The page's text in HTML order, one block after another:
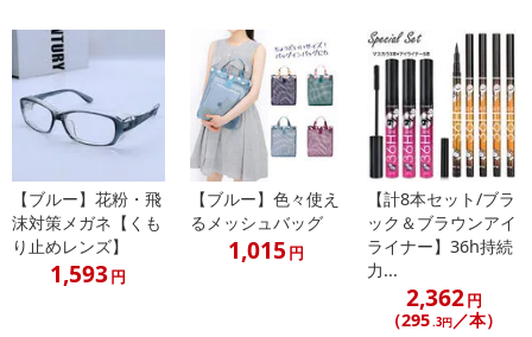
・原材料/材質/素材：ポリエステルミルクシュレッド
【ブルー】花粉・飛
沫対策メガネ【くも
り止めレンズ】
1,593円
【ブルー】色々使え
るメッシュバッグ
1,015 円
【計8本セット/ブラ
ック＆ブラウンアイ
ライナー】36h持続
力...
2,362円
（295.3円／本）